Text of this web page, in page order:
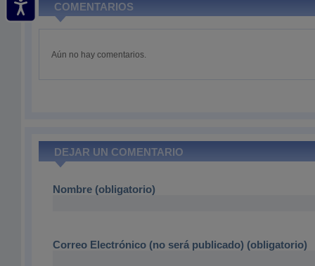
COMENTARIOS
Aún no hay comentarios.
DEJAR UN COMENTARIO
Nombre (obligatorio)
Correo Electrónico (no será publicado) (obligatorio)